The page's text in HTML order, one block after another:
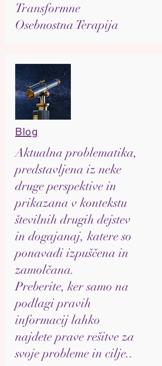
Transformne
Osebnostna Terapija
Blog
Aktualna problematika,
predstavljena iz neke
druge perspektive in
prikazana v kontekstu
številnih drugih dejstev
in dogajanaj, katere so
ponavadi izpuščena in
zamolčana.
Preberite, ker samo na
podlagi pravih
informacij lahko
najdete prave rešitve za
svoje probleme in cilje..